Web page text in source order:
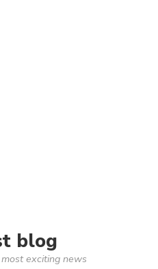
blog
exciting news